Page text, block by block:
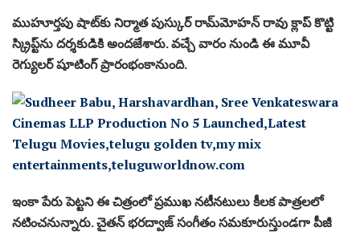
ముహూర్త‌పు షాట్‌కు నిర్మాత పుస్కుర్‌ రామ్‌మోహ‌న్ రావు క్లాప్ కొట్టి
స్క్రిప్ట్‌ను ద‌ర్శ‌కుడికి అంద‌జేశారు. వ‌చ్చే వారం నుండి ఈ మూవీ
రెగ్యుల‌ర్ షూటింగ్ ప్రారంభంకానుంది.
ఇంకా పేరు పెట్ట‌ని ఈ చిత్రంలో ప్ర‌ముఖ న‌టీన‌టులు కీల‌క పాత్ర‌ల‌లో
న‌టించ‌నున్నారు. చైత‌న్ భ‌ర‌ద్వాజ్ సంగీతం స‌మ‌కూరుస్తుండ‌గా పీజీ